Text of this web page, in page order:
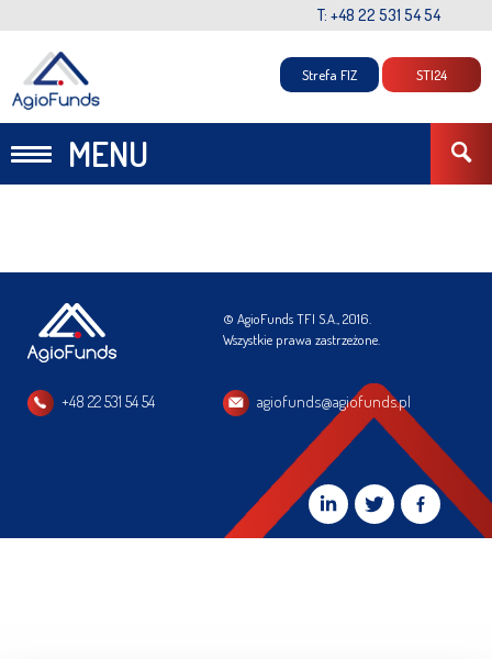
T: +48 22 531 54 54
MENU
Strefa FIZ STI24
© AgioFunds TFI S.A., 2016.
Wszystkie prawa zastrzeżone.
+48 22 531 54 54 agiofunds@agiofunds.pl